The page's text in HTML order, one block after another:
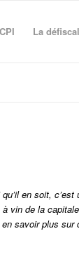
La
en soit, c’est
vin de la
savoir plus sur